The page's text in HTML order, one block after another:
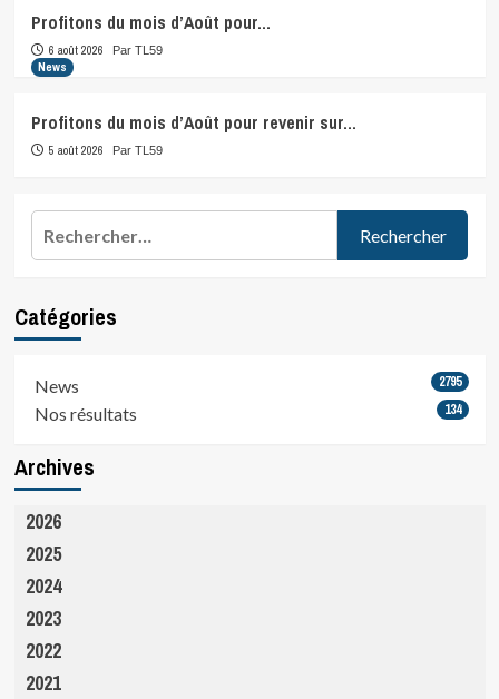
Profitons du mois d’Août pour…
6 août 2026 Par TL59
News
Profitons du mois d’Août pour revenir sur…
5 août 2026 Par TL59
Catégories
News 2795
Nos résultats 134
Archives
2026
2025
2024
2023
2022
2021